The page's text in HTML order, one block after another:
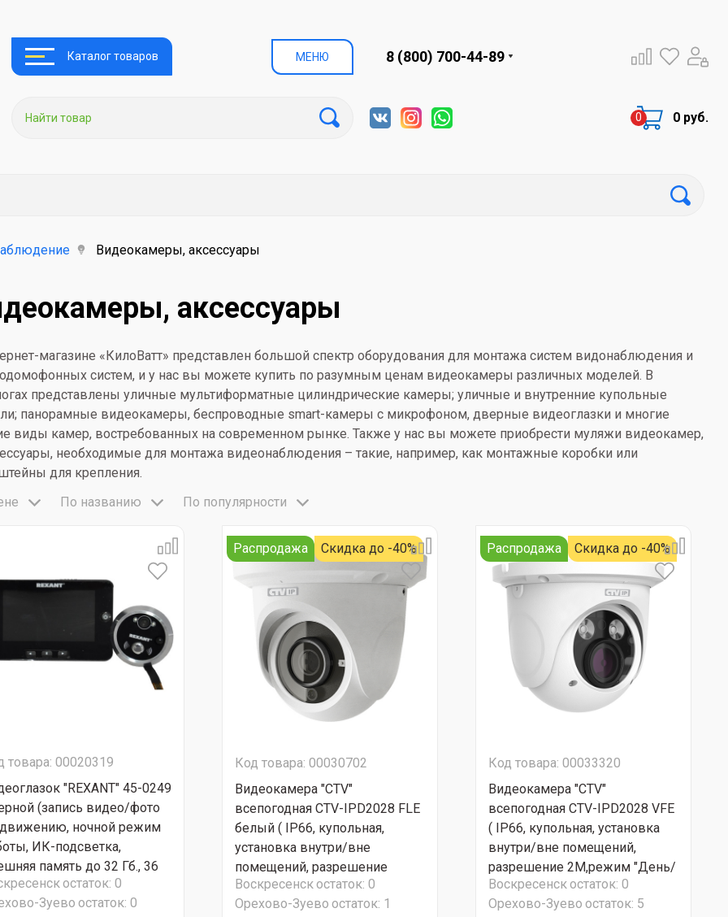
Каталог товаров МЕНЮ 8 (800) 700-44-89
0 руб.
Видеокамеры, аксессуары
аксессуары
магазине «КилоВатт» представлен большой спектр оборудования для монтажа систем видонаблюдения и
систем, и у нас вы можете купить по разумным ценам видеокамеры различных моделей. В
представлены уличные мультиформатные цилиндрические камеры; уличные и внутренние купольные
панорамные видеокамеры, беспроводные smart-камеры с микрофоном, дверные видеоглазки и многие
виды камер, востребованных на современном рынке. Также у нас вы можете приобрести муляжи видеокамер,
необходимые для монтажа видеонаблюдения – такие, например, как монтажные коробки или
для крепления.
По названию По популярности
товара: 00020319
"REXANT" 45-0249
(запись видео/фото
ночной режим
ИК-подсветка,
память до 32 Гб., 36
СТОП ЦЕНА
остаток: 0
Зуево остаток: 0
Распродажа Скидка до -40%
Код товара: 00030702
Видеокамера "CTV"
всепогодная CTV-IPD2028 FLE
белый ( IP66, купольная,
установка внутри/вне
помещений, разрешение
2М,режим "День/Ночь", ИК
подсветка 20м) СУПЕР
Воскресенскостаток: 0
Орехово-Зуево остаток: 1
Распродажа Скидка до -40%
Код товара: 00033320
Видеокамера "CTV"
всепогодная CTV-IPD2028 VFE
( IP66, купольная, установка
внутри/вне помещений,
разрешение 2М,режим "День/
Ночь", ИК подсветка 30м)
СУПЕР АКЦИЯ!!!
Воскресенскостаток: 0
Орехово-Зуево остаток: 5